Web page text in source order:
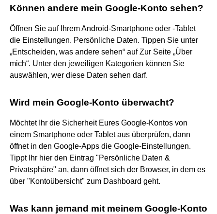
Können andere mein Google-Konto sehen?
Öffnen Sie auf Ihrem Android-Smartphone oder -Tablet
die Einstellungen. Persönliche Daten. Tippen Sie unter
„Entscheiden, was andere sehen“ auf Zur Seite „Über
mich“. Unter den jeweiligen Kategorien können Sie
auswählen, wer diese Daten sehen darf.
Wird mein Google-Konto überwacht?
Möchtet Ihr die Sicherheit Eures Google-Kontos von
einem Smartphone oder Tablet aus überprüfen, dann
öffnet in den Google-Apps die Google-Einstellungen.
Tippt Ihr hier den Eintrag "Persönliche Daten &
Privatsphäre" an, dann öffnet sich der Browser, in dem es
über "Kontoübersicht" zum Dashboard geht.
Was kann jemand mit meinem Google-Konto